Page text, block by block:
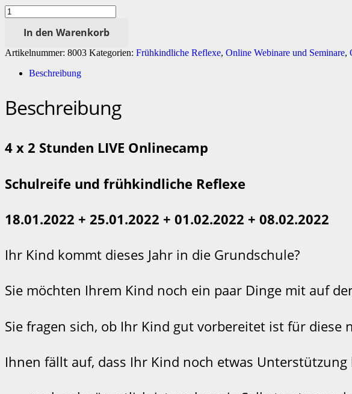
Schulreife
-
Onlinecamp
18.01.2022
In den Warenkorb
Artikelnummer: 8003 Kategorien: Frühkindliche Reflexe, Online Webinare und Seminare,
Beschreibung
Beschreibung
4 x 2 Stunden LIVE Onlinecamp
Schulreife und frühkindliche Reflexe
18.01.2022 + 25.01.2022 + 01.02.2022 + 08.02.2022
Ihr Kind kommt dieses Jahr in die Grundschule?
Sie möchten Ihrem Kind noch ein paar Dinge mit auf
Sie fragen sich, ob Ihr Kind gut vorbereitet ist für diese
Ihnen fällt auf, dass Ihr Kind noch etwas Unterstützung